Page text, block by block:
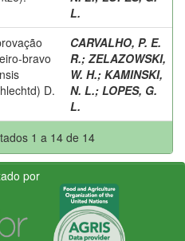
L.
bravo
D.
CARVALHO, P. E.
R.; ZELAZOWSKI,
W. H.; KAMINSKI,
N. L.; LOPES, G.
L.
1 a 14 de 14
por